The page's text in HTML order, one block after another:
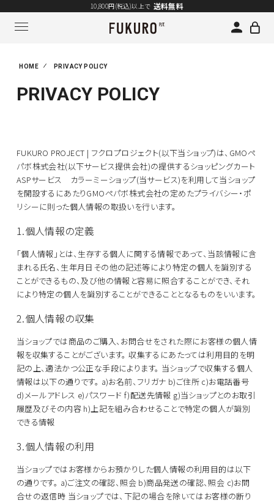
10,800円(税込)以上で 送料無料
HOME PRIVACY POLICY
PRIVACY POLICY
FUKURO PROJECT | フクロプロジェクト(以下当ショップ)は、 GMOペ
パボ株式会社(以下サービス提供会社)の提供するショッピングカート
ASPサービス
カラーミーショップ(当サービス)を利用して当ショップ
を開設するにあたりGMOペパボ株式会社の定めたプライバシー・ポ
リシーに則った個人情報の取扱いを行います。
1.個人情報の定義
「個人情報」とは、生存する個人に関する情報であって、当該情報に含
まれる氏名、生年月日その他の記述等により特定の個人を識別する
ことができるもの、及び他の情報と容易に照合することができ、それ
により特定の個人を識別することができることとなるものをいいます。
2.個人情報の収集
当ショップでは商品のご購入、お問合せをされた際にお客様の個人情
報を収集することがございます。 収集するにあたっては利用目的を明
記の上、適法かつ公正な手段によります。 当ショップで収集する個人
情報は以下の通りです。 a)お名前、フリガナ b)ご住所 c)お電話番号
d)メールアドレス e)パスワード f)配送先情報 g)当ショップとのお取引
履歴及びその内容 h)上記を組み合わせることで特定の個人が識別
できる情報
3.個人情報の利用
当ショップではお客様からお預かりした個人情報の利用目的は以下
の通りです。 a)ご注文の確認、照会 b)商品発送の確認、照会 c)お問
合せの返信時 当ショップでは、下記の場合を除いてはお客様の断り